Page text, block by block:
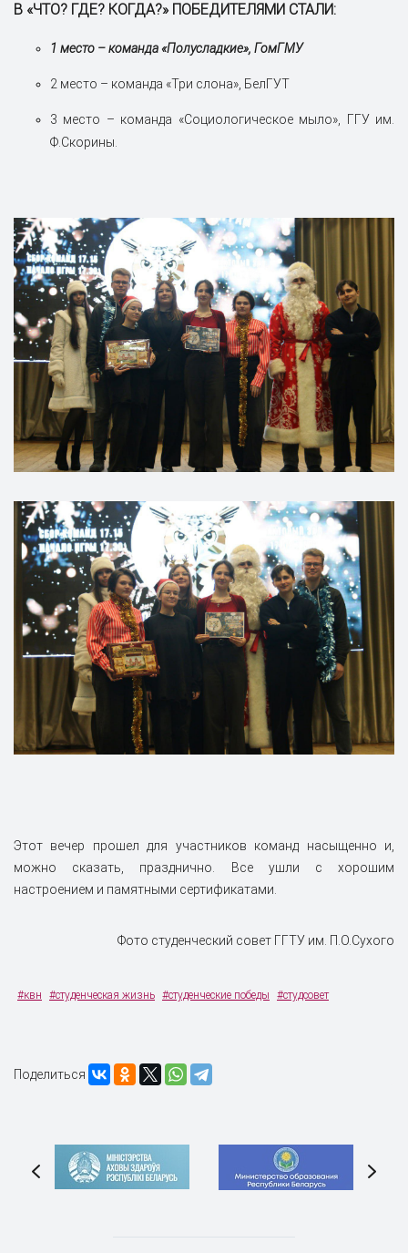
В «ЧТО? ГДЕ? КОГДА?» ПОБЕДИТЕЛЯМИ СТАЛИ:
1 место – команда «Полусладкие», ГомГМУ
2 место – команда «Три слона», БелГУТ
3 место – команда «Социологическое мыло», ГГУ им.
Ф.Скорины.
Этот вечер прошел для участников команд насыщенно и,
можно сказать, празднично. Все ушли с хорошим
настроением и памятными сертификатами.
Фото студенческий совет ГГТУ им. П.О.Сухого
#квн #студенческая жизнь #студенческие победы #студсовет
Поделиться